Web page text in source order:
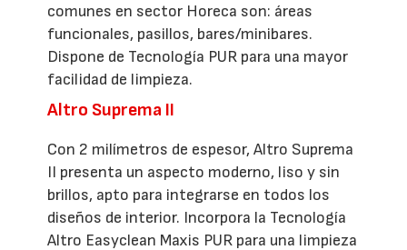
comunes en sector Horeca son: áreas
funcionales, pasillos, bares/minibares.
Dispone de Tecnología PUR para una mayor
facilidad de limpieza.
Altro Suprema II
Con 2 milímetros de espesor, Altro Suprema
II presenta un aspecto moderno, liso y sin
brillos, apto para integrarse en todos los
diseños de interior. Incorpora la Tecnología
Altro Easyclean Maxis PUR para una limpieza